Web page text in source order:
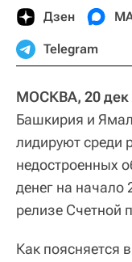
Дзен
Telegram
МОСКВА, 20
Башкирия и
лидируют среди
недостроенных
денег на начало
релизе Счетной
Как поясняется